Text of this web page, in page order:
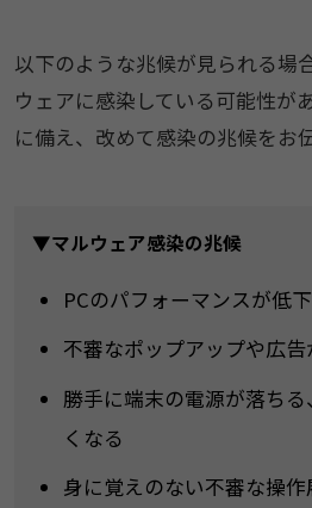
以下のような兆候が見られる場
ウェアに感染している可能性が
に備え、改めて感染の兆候をお
▼マルウェア感染の兆候
PCのパフォーマンスが低
不審なポップアップや広
勝手に端末の電源が落ち
くなる
身に覚えのない不審な操作